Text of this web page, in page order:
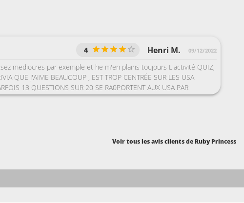
Henri M. 09/12/2022
4
mediocres par exemple et he m'en plains toujours L'activité QUIZ,
QUE J'AIME BEAUCOUP , EST TROP CENTRÉE SUR LES USA
13 QUESTIONS SUR 20 SE RA0PORTENT AUX USA PAR
QUEL ÉTAT US PRODUIT LE PLUS DE POMMED DE TERRES ??
Voir tous les avis clients de Ruby Princess